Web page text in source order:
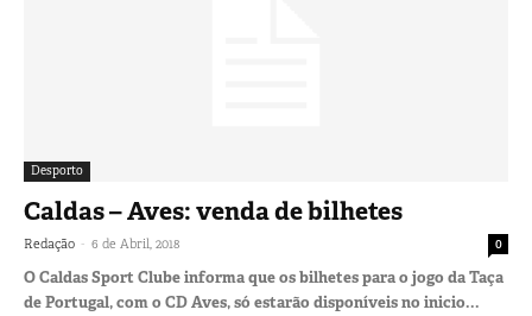
Desporto
Caldas – Aves: venda de bilhetes
Redação - 6 de Abril, 2018 0
O Caldas Sport Clube informa que os bilhetes para o jogo da Taça
de Portugal, com o CD Aves, só estarão disponíveis no inicio...